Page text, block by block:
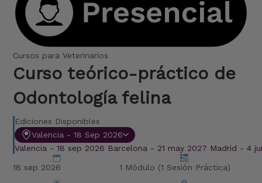
Cursos para Veterinarios
Curso teórico-práctico de
Odontología felina
Ediciones Disponibles
Valencia - 18 Sep 2026
Valencia - 18 sep 2026 Barcelona - 21 may 2027 Madrid - 4
18 sep 2026 1 Módulo (1 Sesión Práctica)